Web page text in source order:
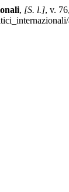
, [S. l.], v.